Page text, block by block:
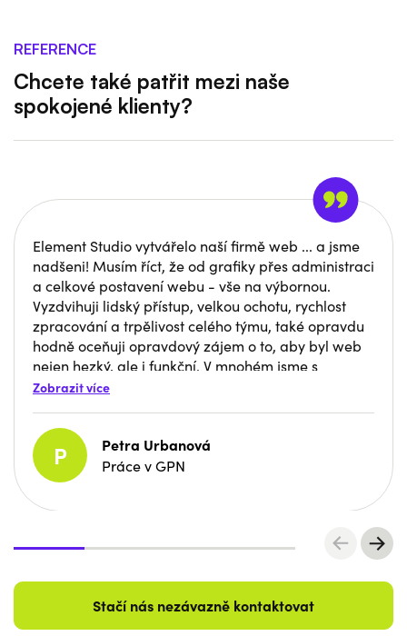
REFERENCE
Chcete také patřit mezi naše
spokojené klienty?
Element Studio vytvářelo naší firmě web ... a jsme
nadšeni! Musím říct, že od grafiky přes administraci
a celkové postavení webu - vše na výbornou.
Vyzdvihuji lidský přístup, velkou ochotu, rychlost
zpracování a trpělivost celého týmu, také opravdu
hodně oceňuji opravdový zájem o to, aby byl web
nejen hezký, ale i funkční. V mnohém jsme s
Davidem měli na začátku odlišné názory, ale
zrovna takové řešení a jaký to bude mít vliv na
marketing/vyhledávání/uživatele atd. Dokázal
prosadit věci ohledně responzivity webu a
optimalizace pro vyhledávače a zároveň
respektovat naše přání. Pochvaluji si také
uživatele velmi srozumitelná. Navíc mi byla skvěle
vysvětlena a ukázána! V rámci tvorby nového webu
nám Studio Element pomohlo vyřešit i trable s
doménou a nastavilo nám následnou "péči" o
webhosting. Perfektní!
Zobrazit více
P Petra Urbanová
Práce v GPN
Stačí nás nezávazně kontaktovat